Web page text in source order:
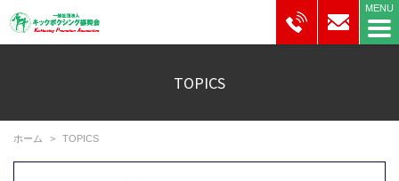
TOPICS
ホーム TOPICS